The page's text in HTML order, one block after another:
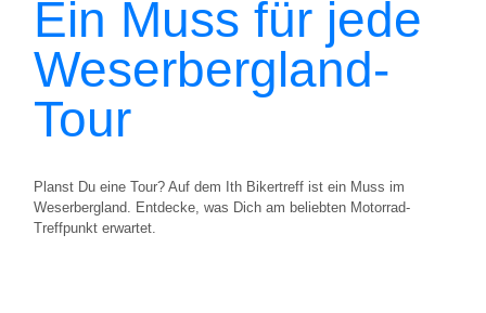
Ein Muss für jede
Weserbergland-
Tour
Planst Du eine Tour? Auf dem Ith Bikertreff ist ein Muss im
Weserbergland. Entdecke, was Dich am beliebten Motorrad-
Treffpunkt erwartet.